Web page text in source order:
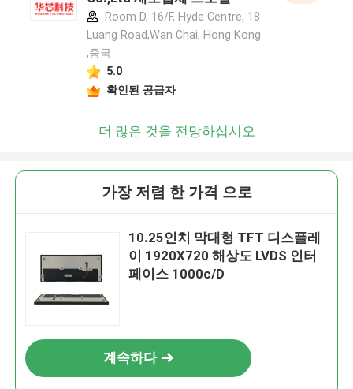
Room D, 16/F, Hyde Centre, 18
Luang Road,Wan Chai, Hong Kong
,중국
5.0
확인된 공급자
더 많은 것을 전망하십시오
가장 저렴 한 가격 으로
10.25인치 막대형 TFT 디스플레
이 1920X720 해상도 LVDS 인터
페이스 1000c/D
계속하다